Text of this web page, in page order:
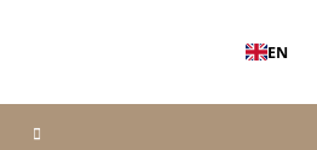
EN